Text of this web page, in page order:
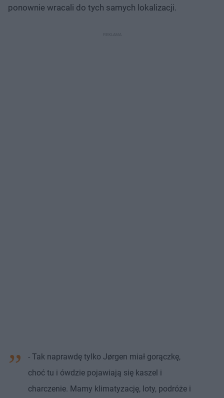
ponownie wracali do tych samych lokalizacji.
- Tak naprawdę tylko Jørgen miał gorączkę,
choć tu i ówdzie pojawiają się kaszel i
charczenie. Mamy klimatyzację, loty, podróże i